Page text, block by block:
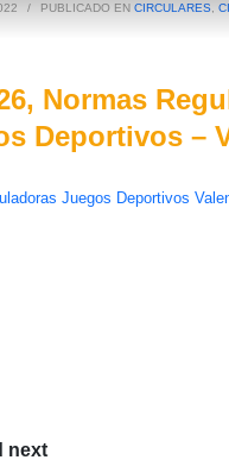
/ PUBLICADO EN CIRCULARES
Normas
Deportivos –
Juegos Deportivos
next